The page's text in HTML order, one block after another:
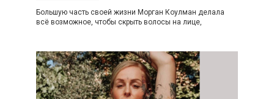
Большую часть своей жизни Морган Коулман делала
всё возможное, чтобы скрыть волосы на лице,